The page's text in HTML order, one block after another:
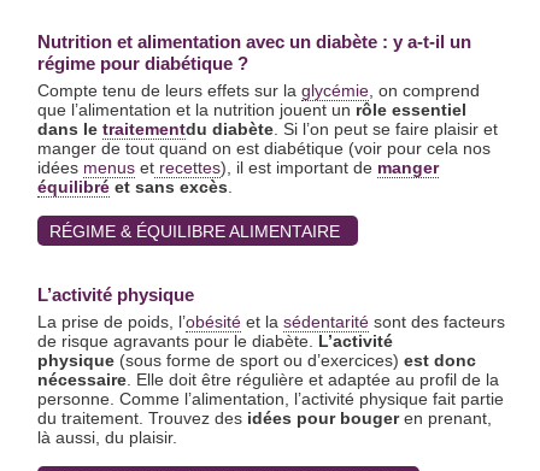
Nutrition et alimentation avec un diabète : y a-t-il un
régime pour diabétique ?
Compte tenu de leurs effets sur la glycémie , on comprend
que l’alimentation et la nutrition jouent un rôle essentiel
dans le traitementdu diabète . Si l’on peut se faire plaisir et
manger de tout quand on est diabétique (voir pour cela nos
idées menus et recettes), il est important de manger
équilibré et sans excès
RÉGIME & ÉQUILIBRE ALIMENTAIRE
L’activité physique
La prise de poids, l’obésité et la sédentarité sont des facteurs
de risque agravants pour le diabète. L’activité
physique (sous forme de sport ou d’exercices) est donc
nécessaire . Elle doit être régulière et adaptée au profil de la
personne. Comme l’alimentation, l’activité physique fait partie
du traitement. Trouvez des idées pour bougeren prenant,
là aussi, du plaisir.